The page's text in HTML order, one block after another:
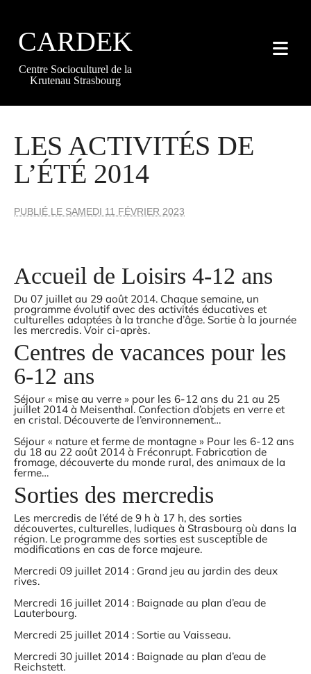
CARDEK
Centre Socioculturel de la
Krutenau Strasbourg
LES ACTIVITÉS DE
L’ÉTÉ 2014
PUBLIÉ LE SAMEDI 11 FÉVRIER 2023
Accueil de Loisirs 4-12 ans
Du 07 juillet au 29 août 2014. Chaque semaine, un
programme évolutif avec des activités éducatives et
culturelles adaptées à la tranche d’âge. Sortie à la journée
les mercredis. Voir ci-après.
Centres de vacances pour les
6-12 ans
Séjour « mise au verre » pour les 6-12 ans du 21 au 25
juillet 2014 à Meisenthal. Confection d’objets en verre et
en cristal. Découverte de l’environnement…
Séjour « nature et ferme de montagne » Pour les 6-12 ans
du 18 au 22 août 2014 à Fréconrupt. Fabrication de
fromage, découverte du monde rural, des animaux de la
ferme…
Sorties des mercredis
Les mercredis de l’été de 9 h à 17 h, des sorties
découvertes, culturelles, ludiques à Strasbourg où dans la
région. Le programme des sorties est susceptible de
modifications en cas de force majeure.
Mercredi 09 juillet 2014 : Grand jeu au jardin des deux
rives.
Mercredi 16 juillet 2014 : Baignade au plan d’eau de
Lauterbourg.
Mercredi 25 juillet 2014 : Sortie au Vaisseau.
Mercredi 30 juillet 2014 : Baignade au plan d’eau de
Reichstett.